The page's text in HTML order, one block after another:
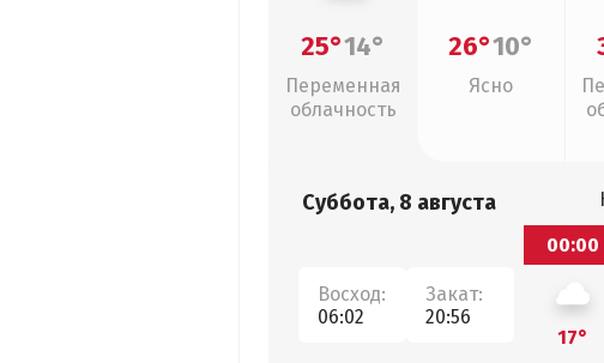
25°14°
Переменная
облачность
26°10°
Ясно
Суббота, 8 августа
Восход:
06:02
Закат:
20:56
00:00
17°